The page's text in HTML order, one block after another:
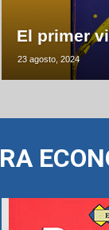
El primer
23 agosto, 2024